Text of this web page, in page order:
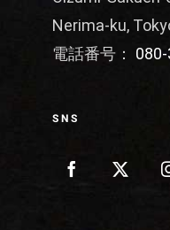
Nerima-ku,
電話番号：
SNS